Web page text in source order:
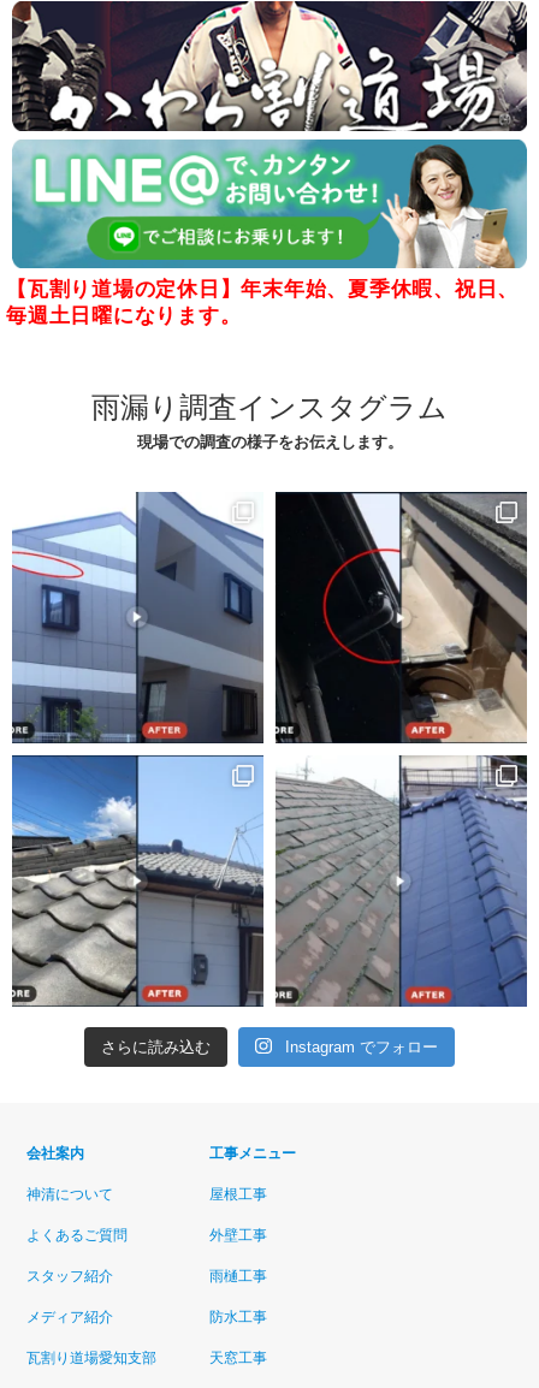
【瓦割り道場の定休日】年末年始、夏季休暇、祝日、
毎週土日曜になります。
雨漏り調査インスタグラム
現場での調査の様子をお伝えします。
さらに読み込む Instagram でフォロー
会社案内
神清について
よくあるご質問
スタッフ紹介
メディア紹介
瓦割り道場愛知支部
工事メニュー
屋根工事
外壁工事
雨樋工事
防水工事
天窓工事